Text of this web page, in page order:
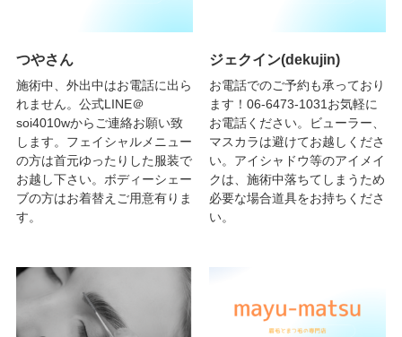
つやさん
施術中、外出中はお電話に出ら
れません。公式LINE＠
soi4010wからご連絡お願い致
します。フェイシャルメニュー
の方は首元ゆったりした服装で
お越し下さい。ボディーシェー
ブの方はお着替えご用意有りま
す。
ジェクイン(dekujin)
お電話でのご予約も承っており
ます！06-6473-1031お気軽に
お電話ください。ビューラー、
マスカラは避けてお越しくださ
い。アイシャドウ等のアイメイ
クは、施術中落ちてしまうため
必要な場合道具をお持ちくださ
い。